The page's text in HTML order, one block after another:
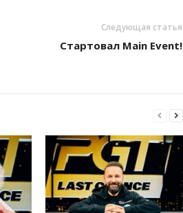
Следующая статья
Стартовал Main Event!